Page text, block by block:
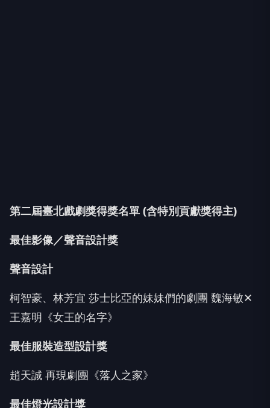
第二屆臺北戲劇獎得獎名單 (含特別貢獻獎得主)
最佳影像／聲音設計獎
聲音設計
柯智豪、林芳宜 莎士比亞的妹妹們的劇團 魏海敏✕
王嘉明《女王的名字》
最佳服裝造型設計獎
趙天誠 再現劇團《落人之家》
最佳燈光設計獎